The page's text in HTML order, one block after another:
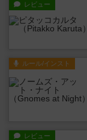
レビュー
ルール/インスト
レビュー